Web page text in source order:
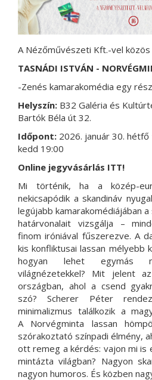
A Nézőművészeti Kft.-vel közös
TASNÁDI ISTVÁN -
-Zenés kamarakomédia egy
Helyszín: B32 Galéria és
Bartók Béla út 32.
Időpont: 2026. január 30.
kedd 19:00
Online jegyvásárlás ITT!
Mi történik, ha a közép-
nekicsapódik a skandináv
legújabb kamarakomédiájában
határvonalait vizsgálja –
finom iróniával fűszerezve. A
kis konfliktusai lassan mélyebb
hogyan lehet egymás
világnézetekkel? Mit jelent
országban, ahol a csend
szó? Scherer Péter
minimalizmus találkozik a
A Norvégminta lassan
szórakoztató színpadi élmény,
ott remeg a kérdés: vajon mi is
mintázta világban? Nagyon
nagyon humoros. És közben